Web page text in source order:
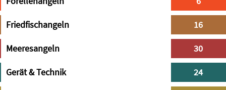
Friedfischangeln 16
Meeresangeln 30
Gerät & Technik 24